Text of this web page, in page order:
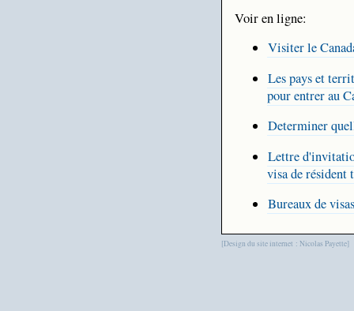
Voir en ligne:
Visiter le
Les pays et
pour entrer au
Determiner
Lettre
visa de résident
Bureaux de
[Design du site internet : Nicolas Payette]